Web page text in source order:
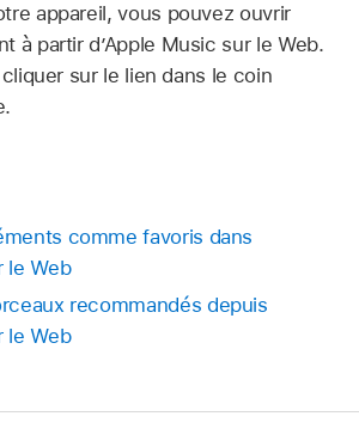
appareil, vous pouvez ouvrir
à partir d’Apple Music sur le Web.
sur le lien dans le coin
comme favoris dans
le Web
recommandés depuis
le Web